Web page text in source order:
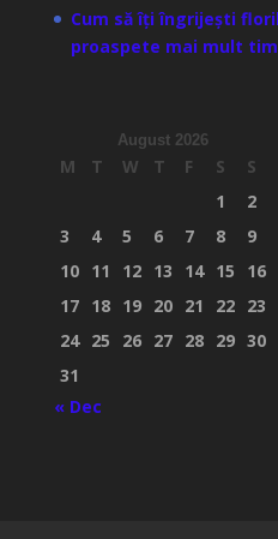
Cum să îți îngrijești
proaspete mai mult
August 2026
M T W T F S
S
1
2
3
4 5 6 7 8
9
10 11 12 13 14 15
16
17 18 19 20 21 22 23
24 25 26 27 28 29 30
31
« Dec